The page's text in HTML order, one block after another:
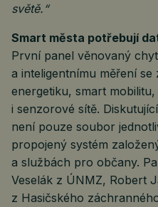
světě.“
Smart města potřebují
První panel věnovaný
a inteligentnímu měření
energetiku, smart
i senzorové sítě.
není pouze soubor
propojený systém
a službách pro občany.
Veselák z ÚNMZ, Robert
z Hasičského